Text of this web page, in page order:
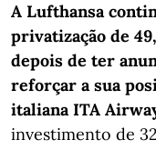
A Lufthansa
privatização de
depois de ter
reforçar a sua
italiana ITA
investimento de